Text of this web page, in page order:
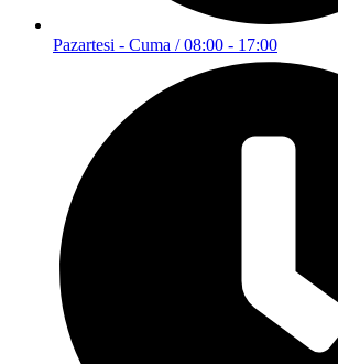
Pazartesi - Cuma / 08:00 - 17:00